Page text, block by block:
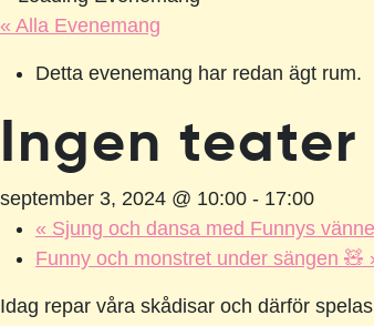
« Alla Evenemang
Detta evenemang har redan ägt rum.
Ingen
september 3, 2024 @ 10:00 - 17:00
« Sjung och dansa med Funnys
Funny och monstret under sängen 🧸
Idag repar våra skådisar och därför